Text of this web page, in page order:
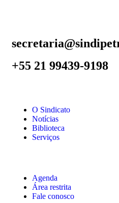
+55 21 99439-9198
O Sindicato
Notícias
Biblioteca
Serviços
Agenda
Área restrita
Fale conosco